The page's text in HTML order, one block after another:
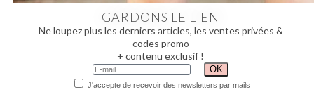
GARDONS LE LIEN
Ne loupez plus les derniers articles, les ventes privées &
codes promo
+ contenu exclusif !
J'accepte de recevoir des newsletters par mails